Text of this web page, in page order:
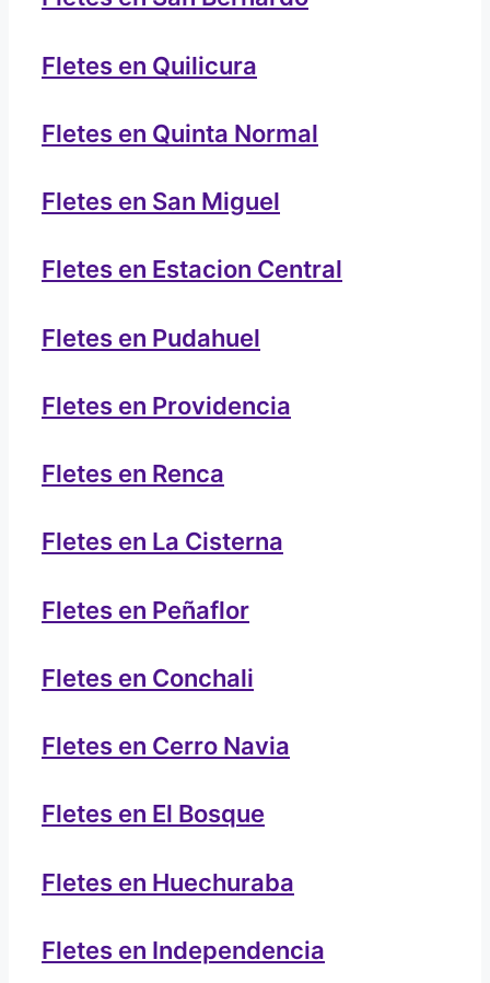
Fletes en Quilicura
Fletes en Quinta Normal
Fletes en San Miguel
Fletes en Estacion Central
Fletes en Pudahuel
Fletes en Providencia
Fletes en Renca
Fletes en La Cisterna
Fletes en Peñaflor
Fletes en Conchali
Fletes en Cerro Navia
Fletes en El Bosque
Fletes en Huechuraba
Fletes en Independencia